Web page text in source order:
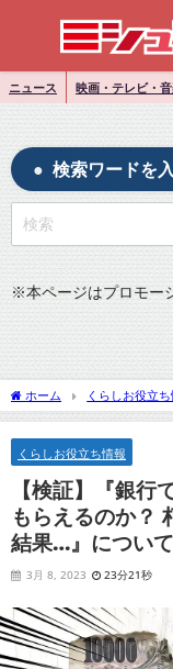
ニュース 映画・テレビ・
検索ワードを
※本ページはプロモー
ホーム くらしお役立
てもらえるのか？ 朽ち果て
くらしお役立ち情報
【検証】『銀
もらえるのか？
結果…』につい
3月 8, 2023 23分21秒